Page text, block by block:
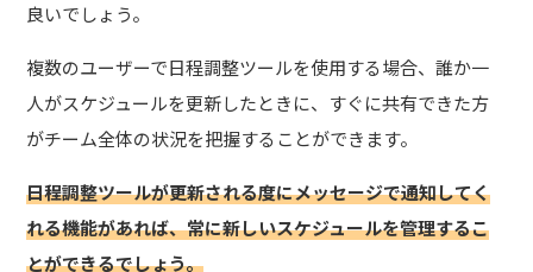
良いでしょう。
複数のユーザーで日程調整ツールを使用する場合、誰か一
人がスケジュールを更新したときに、すぐに共有できた方
がチーム全体の状況を把握することができます。
日程調整ツールが更新される度にメッセージで通知してく
れる機能があれば、常に新しいスケジュールを管理するこ
とができるでしょう。